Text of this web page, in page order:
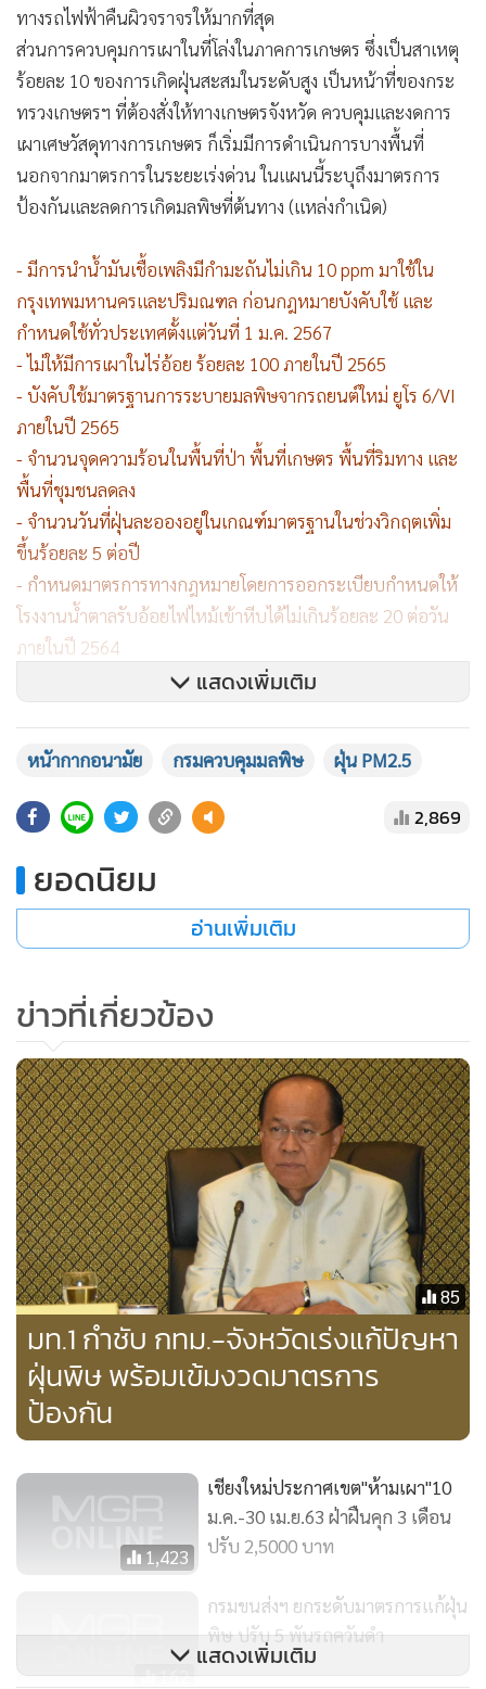
ทางรถไฟฟ้าคืนผิวจราจรให้มากที่สุด
ส่วนการควบคุมการเผาในที่โล่งในภาคการเกษตร ซึ่งเป็นสาเหตุ
ร้อยละ 10 ของการเกิดฝุ่นสะสมในระดับสูง เป็นหน้าที่ของกระ
ทรวงเกษตรฯ ที่ต้องสั่งให้ทางเกษตรจังหวัด ควบคุมและงดการ
เผาเศษวัสดุทางการเกษตร ก็เริ่มมีการดำเนินการบางพื้นที่
นอกจากมาตรการในระยะเร่งด่วน ในแผนนี้ระบุถึงมาตรการ
ป้องกันและลดการเกิดมลพิษที่ต้นทาง (แหล่งกำเนิด)
- มีการนำน้ำมันเชื้อเพลิงมีกำมะถันไม่เกิน 10 ppm มาใช้ใน
กรุงเทพมหานครและปริมณฑล ก่อนกฎหมายบังคับใช้ และ
กำหนดใช้ทั่วประเทศตั้งแต่วันที่ 1 ม.ค. 2567
- ไม่ให้มีการเผาในไร่อ้อย ร้อยละ 100 ภายในปี 2565
- บังคับใช้มาตรฐานการระบายมลพิษจากรถยนต์ใหม่ ยูโร 6/VI
ภายในปี 2565
- จำนวนจุดความร้อนในพื้นที่ป่า พื้นที่เกษตร พื้นที่ริมทาง และ
พื้นที่ชุมชนลดลง
- จำนวนวันที่ฝุ่นละอองอยู่ในเกณฑ์มาตรฐานในช่วงวิกฤตเพิ่ม
ขึ้นร้อยละ 5 ต่อปี
- กำหนดมาตรการทางกฎหมายโดยการออกระเบียบกำหนดให้
โรงงานน้ำตาลรับอ้อยไฟไหม้เข้าหีบได้ไม่เกินร้อยละ 20 ต่อวัน
ภายในปี 2564
ประลอง ดำรงค์ไทย
วิกฤตฝุ่นจะดีขึ้นเมื่อสร้างรถไฟฟ้าทุกสายเสร็จ
อธิบดีกรมควบคุมมลพิษ กล่าวอีกว่า จากการดำเนินการเมื่อปีที่
แล้ว พบว่ามาตรการก็เห็นผลมากขึ้น อย่างค่าฝุ่นเดือน ธ.ค.
2562 มีพื้นที่ที่ค่าปริมาณฝุ่นเกิน 5 พื้นที่ ขณะที่ปี 2561 เกินมา
จำนวน 14 พื้นที่ คาดว่าสถานการณ์วิกฤตฝุ่นจะดีขึ้นเมื่อการ
ก่อสร้างรถไฟฟ้าทุกสายดำเนินการเสร็จ
"ถ้าเรารู้ก็แก้ปัญหาที่ต้นทาง โดยให้หน่วยงานที่เกี่ยวข้องรับไป
ปฏิบัติ ส่วนการเผาในที่โล่ง กระทรวงมหาดไทย ก็มีหนังสือสั่งการ
ไปแต่ละจังหวัด เราก็คอยติดตาม และพัฒนาเครื่องมือวัดอากาศ
ขณะที่วิกฤตฝุ่นในช่วงฤดูหนาว อธิบดีกรมควบคุมมลพิษ อธิบาย
ว่า เนื่องจากเป็นช่วงที่มีความกดอากาศต่ำแผ่ลงมา ทำให้
เป็นภาวะที่เกิดขึ้นเฉพาะในช่วงฤดูหนาวตั้งแต่เดือน ธ.ค.- ม.ค.
ซึ่งในภาพรวมนั้น สาเหตุของค่าฝุ่นที่สูงขึ้นเกิดจากรถยนต์ร้อยละ
72.5 ที่เหลือเกิดจากการเผาในที่โล่ง และจากภาคอุตสาหกรรม
แสดงเพิ่มเติม
หนัากากอนามัย กรมควบคุมมลพิษ ฝุ่น PM2.5
2,869
ยอดนิยม
อ่านเพิ่มเติม
ข่าวที่เกี่ยวข้อง
85
มท.1 กำชับ กทม.-จังหวัดเร่งแก้ปัญหา
ฝุ่นพิษ พร้อมเข้มงวดมาตรการ
ป้องกัน
1,423
เชียงใหม่ประกาศเขต"ห้ามเผา"10
ม.ค.-30 เม.ย.63 ฝ่าฝืนคุก 3 เดือน
ปรับ 2,5000 บาท
162
กรมขนส่งฯ ยกระดับมาตรการแก้ฝุ่น
พิษ ปรับ 5 พันรถควันดำ
แสดงเพิ่มเติม